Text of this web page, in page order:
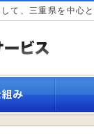
て、三重県を中心